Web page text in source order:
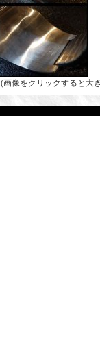
(画像をクリックすると大